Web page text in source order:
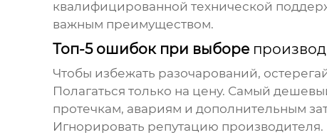
квалифицированной технической
важным преимуществом.
Топ-5 ошибок при выборе
Чтобы избежать разочарований,
Полагаться только на цену. Самый
протечкам, авариям и дополнительным
Игнорировать репутацию производителя.